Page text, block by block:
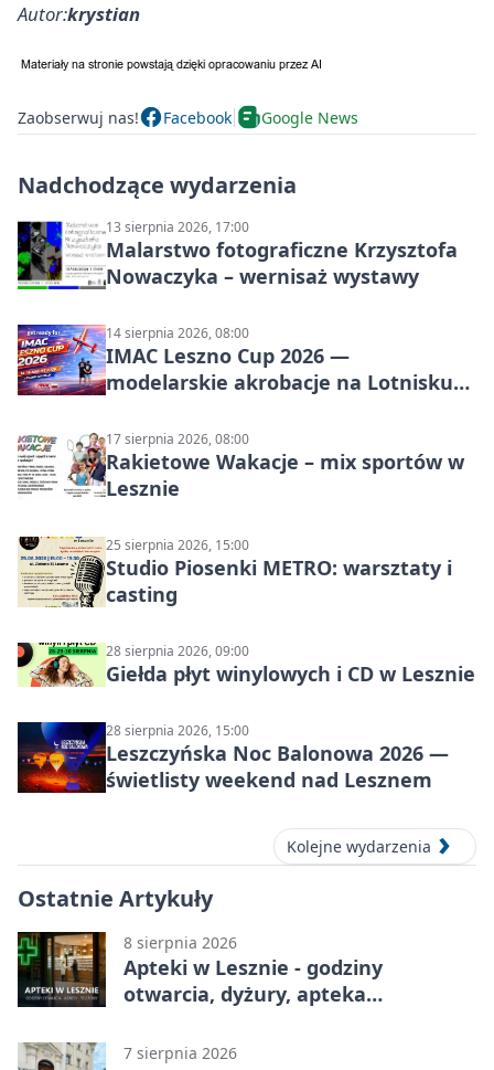
Autor:krystian
Zaobserwuj nas! Facebook Google News
Nadchodzące wydarzenia
13 sierpnia 2026, 17:00
Malarstwo fotograficzne Krzysztofa
Nowaczyka – wernisaż wystawy
14 sierpnia 2026, 08:00
IMAC Leszno Cup 2026 —
modelarskie akrobacje na Lotnisku
17 sierpnia 2026, 08:00
Rakietowe Wakacje – mix sportów w
Lesznie
25 sierpnia 2026, 15:00
Studio Piosenki METRO: warsztaty i
casting
28 sierpnia 2026, 09:00
Giełda płyt winylowych i CD w Lesznie
28 sierpnia 2026, 15:00
Leszczyńska Noc Balonowa 2026 —
świetlisty weekend nad Lesznem
Kolejne wydarzenia
Ostatnie Artykuły
8 sierpnia 2026
Apteki w Lesznie - godziny
otwarcia, dyżury, apteka
7 sierpnia 2026